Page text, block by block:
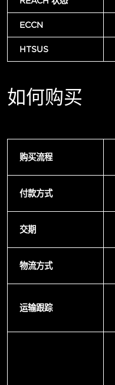
ECCN
HTSUS
如何购买
购买流程
付款方式
交期
物流方式
运输跟踪